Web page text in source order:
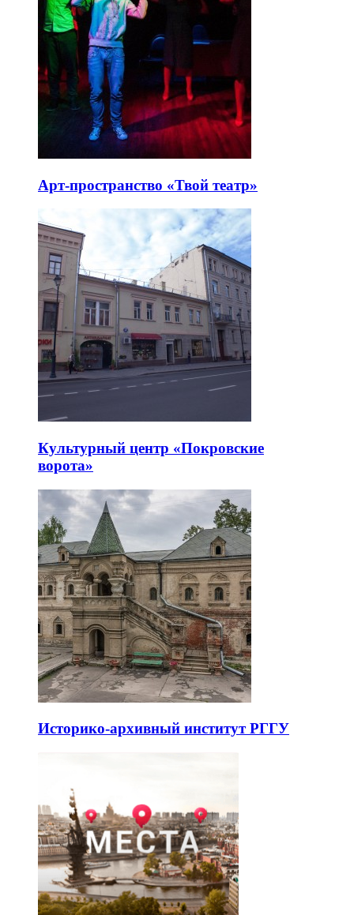
Арт-пространство «Твой театр»
Культурный центр «Покровские
ворота»
Историко-архивный институт РГГУ